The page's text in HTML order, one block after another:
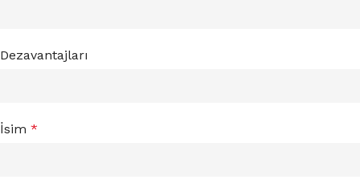
Dezavantajları
İsim *